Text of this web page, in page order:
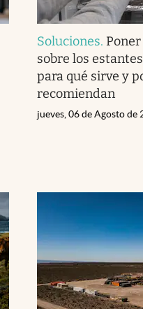
Soluciones.
sobre los
para qué sirve y
recomiendan
jueves, 06 de Agosto de